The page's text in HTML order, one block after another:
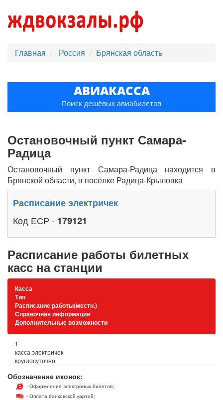
Главная Россия Брянская область
АВИАКАССА
Поиск дешёвых авиабилетов
Остановочный пункт Самара-
Радица
Остановочный пункт Самара-Радица находится в
Брянской области, в посёлке Радица-Крыловка
Расписание электричек
Код ЕСР - 179121
Расписание работы билетных
касс на станции
Касса
Тип
Расписание работы(местн.)
Справочная информация
Дополнительные возможности
1
касса электричек
круглосуточно
Обозначение иконок:
- Оформление электроных билетов;
- Оплата банковской картой;